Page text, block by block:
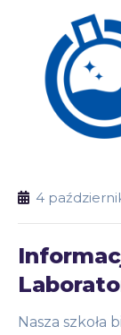
4
Nasza szkoła